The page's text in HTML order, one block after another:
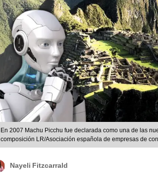
En 2007 Machu Picchu fue declarada como una de las
composición LR/Asociación española de empresas de
Nayeli Fitzcarrald